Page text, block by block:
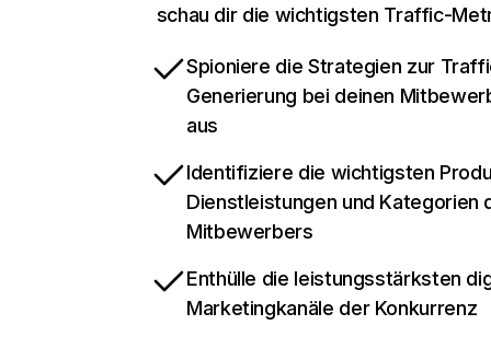
schau dir die wichtigsten Traffic-
Spioniere die Strategien zur
Generierung bei deinen
aus
Identifiziere die wichtigsten
Dienstleistungen und Kategorien
Mitbewerbers
Enthülle die leistungsstärksten
Marketingkanäle der Konkurrenz